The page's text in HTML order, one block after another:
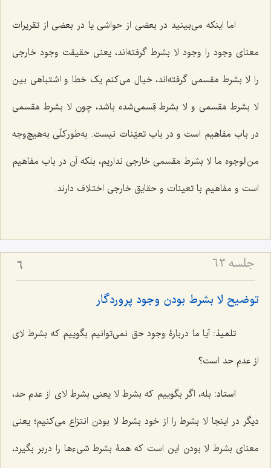
اما اینکه می‌بینید در بعضی از حواشی یا در بعضی از تقریرات
معنای وجود را وجود لا بشرط گرفته‌اند، یعنی حقیقت وجود خارجی
را لا بشرط مَقسمی گرفته‌اند، خیال می‌کنم یک خطا و اشتباهی بین
لا بشرط مَقسمی و لا بشرط قِسمی‌شده باشد، چون لا بشرط مَقسمی
در باب مفاهیم است و در باب تعیّنات نیست. به‌طورکلّی به‌هیچ‌وجه
من‌الوجوه ما لا بشرط مَقسمی خارجی نداریم، بلکه آن در باب مفاهیم
است و مفاهیم با تعینات و حقایق خارجی اختلاف دارند.
جلسه ۶۳ 6
توضیح لا بشرط بودن وجود پروردگار
تلمیذ:آیا ما دربارۀ وجود حق نمی‌توانیم بگوییم که بشرط لای
از عدم حد است؟
استاد: بله، اگر بگوییم که بشرط لا یعنی بشرط لای از عدم حد،
دیگر در اینجا لا بشرط را از خود بشرط لا بودن انتزاع می‌کنیم؛ یعنی
معنای بشرط لا بودن این است که همۀ بشرط شیءها را دربر بگیرد،